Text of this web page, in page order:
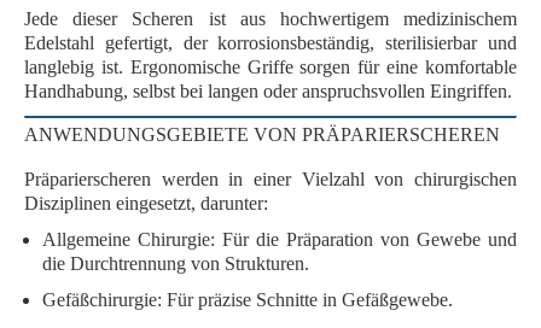
Jede dieser Scheren ist aus hochwertigem medizinischem
Edelstahl gefertigt, derkorrosionsbeständig,sterilisierbarund
langlebig ist. Ergonomische Griffe sorgen für eine komfortable
Handhabung, selbst bei langen oder anspruchsvollen Eingriffen.
ANWENDUNGSGEBIETE VON PRÄPARIERSCHEREN
Präparierscheren werden in einer Vielzahl von chirurgischen
Disziplinen eingesetzt, darunter:
Allgemeine Chirurgie: Für die Präparation von Gewebe und
die Durchtrennung von Strukturen.
Gefäßchirurgie: Für präzise Schnitte in Gefäßgewebe.